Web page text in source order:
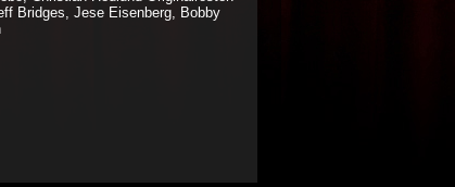
Bridges, Jese Eisenberg, Bobby